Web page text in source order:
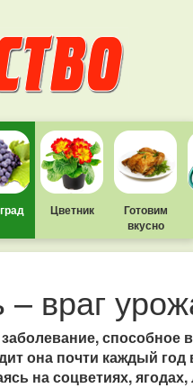
Цветник
Готовим
вкусно
враг
она почти каждый
на соцветиях, ягодах,